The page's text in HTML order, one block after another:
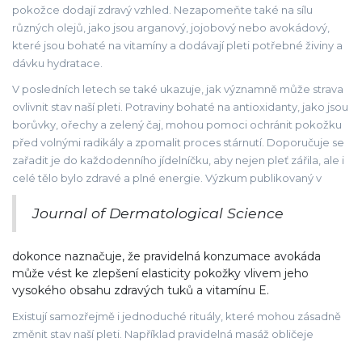
pokožce dodají zdravý vzhled. Nezapomeňte také na sílu
různých olejů, jako jsou arganový, jojobový nebo avokádový,
které jsou bohaté na vitamíny a dodávají pleti potřebné živiny a
dávku hydratace.
V posledních letech se také ukazuje, jak významně může strava
ovlivnit stav naší pleti. Potraviny bohaté na antioxidanty, jako jsou
borůvky, ořechy a zelený čaj, mohou pomoci ochránit pokožku
před volnými radikály a zpomalit proces stárnutí. Doporučuje se
zařadit je do každodenního jídelníčku, aby nejen pleť zářila, ale i
celé tělo bylo zdravé a plné energie. Výzkum publikovaný v
Journal of Dermatological Science
dokonce naznačuje, že pravidelná konzumace avokáda
může vést ke zlepšení elasticity pokožky vlivem jeho
vysokého obsahu zdravých tuků a vitamínu E.
Existují samozřejmě i jednoduché rituály, které mohou zásadně
změnit stav naší pleti. Například pravidelná masáž obličeje